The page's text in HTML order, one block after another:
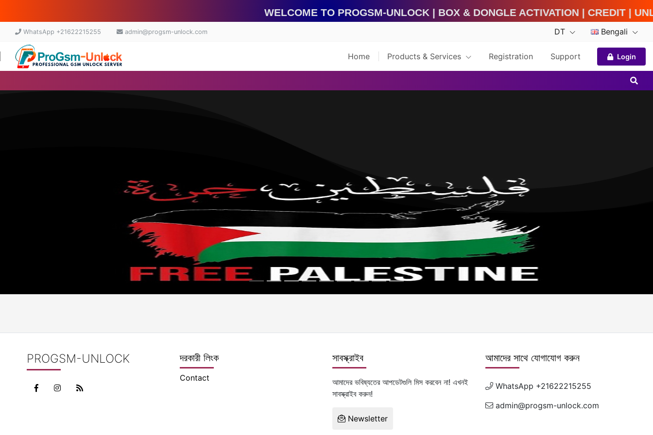
Welcome To ProGsm-Unlock | Box & Dongle Activation | Credit |
WhatsApp +21622215255 admin@progsm-unlock.com DT Bengali
Home Products & Services Registration Support Login
PROGSM-UNLOCK দরকারী লিংক
Contact
সাবস্ক্রাইব
আমাদের ভবিষ্যতের আপডেটগুলি মিস করবেন না! এখনই
সাবস্ক্রাইব করুন!
Newsletter
আমাদের সাথে যোগাযোগ করুন
WhatsApp +21622215255
admin@progsm-unlock.com